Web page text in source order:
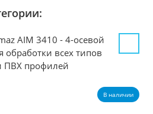
В наличии